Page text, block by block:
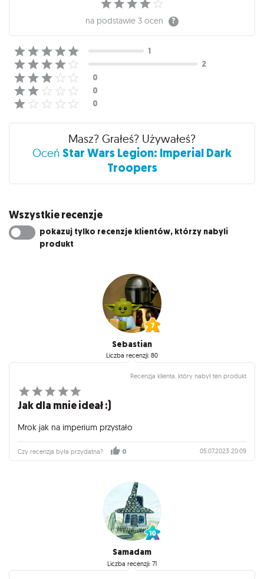
na podstawie 3 ocen
Masz? Grałeś? Używałeś?
Oceń Star Wars Legion: Imperial Dark
Troopers
Wszystkie recenzje
pokazuj tylko recenzje klientów, którzy nabyli
produkt
Sebastian
Liczba recenzji: 80
Recenzja klienta, który nabył ten produkt
Jak dla mnie ideał :)
Mrok jak na imperium przystało
Czy recenzja była przydatna? 0 05.07.2023 20:09
Samadam
Liczba recenzji: 71